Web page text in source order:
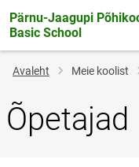
Pärnu-Jaagupi
Basic School
Jälglink
Avaleht Meie koolist
Õpetajad